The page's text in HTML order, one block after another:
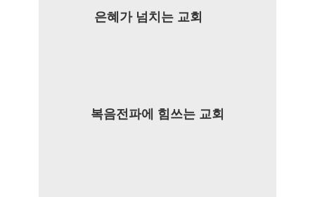
은혜가 넘치는 교회
복음전파에 힘쓰는 교회